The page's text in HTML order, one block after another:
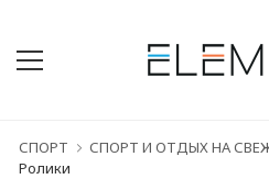
СПОРТ СПОРТ И ОТДЫХ НА
Ролики